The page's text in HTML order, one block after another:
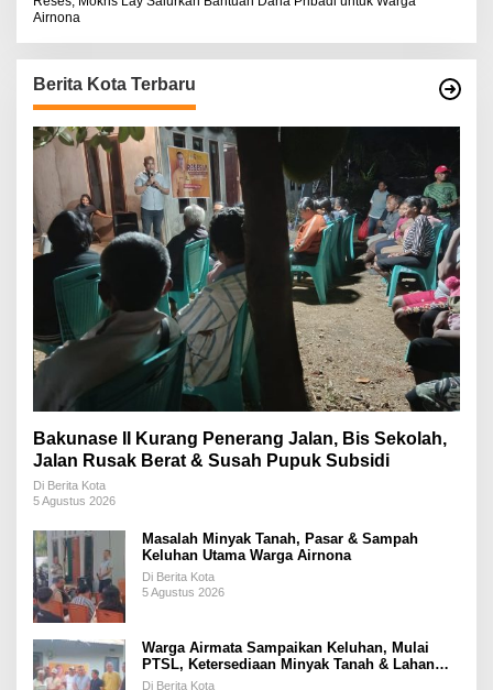
Airnona
Berita Kota Terbaru
Bakunase II Kurang Penerang Jalan, Bis Sekolah,
Jalan Rusak Berat & Susah Pupuk Subsidi
Di Berita Kota
5 Agustus 2026
Masalah Minyak Tanah, Pasar & Sampah
Keluhan Utama Warga Airnona
Di Berita Kota
5 Agustus 2026
Warga Airmata Sampaikan Keluhan, Mulai
PTSL, Ketersediaan Minyak Tanah & Lahan
Pemakaman
Di Berita Kota